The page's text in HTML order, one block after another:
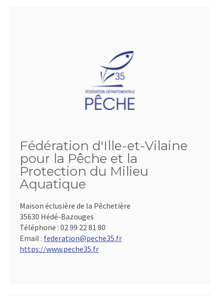
Fédération d'Ille-et-Vilaine
pour la Pêche et la
Protection du Milieu
Aquatique
Maison éclusière de la Pêchetière
35630 Hédé-Bazouges
Téléphone : 02 99 22 81 80
Email : federation@peche35.fr
https://www.peche35.fr